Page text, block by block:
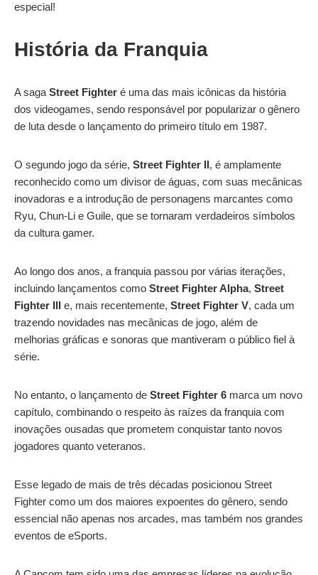
especial!
História da Franquia
A saga Street Fighter é uma das mais icônicas da história
dos videogames, sendo responsável por popularizar o gênero
de luta desde o lançamento do primeiro título em 1987.
O segundo jogo da série, Street Fighter II, é amplamente
reconhecido como um divisor de águas, com suas mecânicas
inovadoras e a introdução de personagens marcantes como
Ryu, Chun-Li e Guile, que se tornaram verdadeiros símbolos
da cultura gamer.
Ao longo dos anos, a franquia passou por várias iterações,
incluindo lançamentos como Street Fighter Alpha, Street
Fighter III e, mais recentemente, Street Fighter V, cada um
trazendo novidades nas mecânicas de jogo, além de
melhorias gráficas e sonoras que mantiveram o público fiel à
série.
No entanto, o lançamento de Street Fighter 6 marca um novo
capítulo, combinando o respeito às raízes da franquia com
inovações ousadas que prometem conquistar tanto novos
jogadores quanto veteranos.
Esse legado de mais de três décadas posicionou Street
Fighter como um dos maiores expoentes do gênero, sendo
essencial não apenas nos arcades, mas também nos grandes
eventos de eSports.